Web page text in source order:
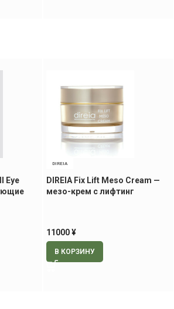
Eye
DIREIA
DIREIA Fix Lift Meso Cream —
мезо-крем с лифтинг
11000¥
В КОРЗИНУ